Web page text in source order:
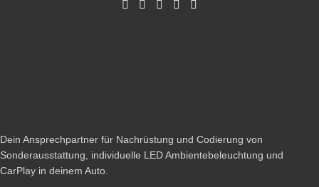
Dein Ansprechpartner für Nachrüstung und Codierung von
Sonderausstattung, individuelle LED Ambientebeleuchtung und
CarPlay in deinem Auto.